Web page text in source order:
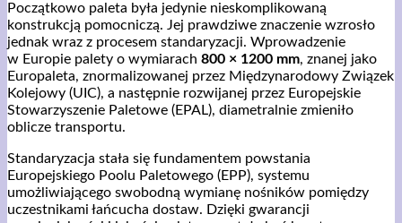
Początkowo paleta była jedynie nieskomplikowaną
konstrukcją pomocniczą. Jej prawdziwe znaczenie wzrosło
jednak wraz z procesem standaryzacji. Wprowadzenie
w Europie palety o wymiarach 800 × 1200 mm, znanej jako
Europaleta, znormalizowanej przez Międzynarodowy Związek
Kolejowy (UIC), a następnie rozwijanej przez Europejskie
Stowarzyszenie Paletowe (EPAL), diametralnie zmieniło
oblicze transportu.
Standaryzacja stała się fundamentem powstania
Europejskiego Poolu Paletowego (EPP), systemu
umożliwiającego swobodną wymianę nośników pomiędzy
uczestnikami łańcucha dostaw. Dzięki gwarancji